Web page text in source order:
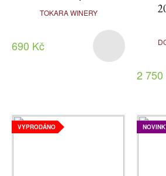
TOKARA WINERY
690 Kč
2 750
VYPRODÁNO